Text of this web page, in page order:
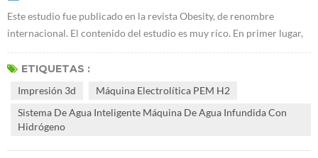
Este estudio fue publicado en la revista Obesity, de renombre
internacional. El contenido del estudio es muy rico. En primer lugar,
encontraron queE máquina lectrolítica PEM H2 puede promover la
acumulación de glucógeno en el hígado. Utilizaron ratones db / db
que Generado...
ETIQUETAS :
Impresión 3d
Máquina Electrolítica PEM H2
Sistema De Agua Inteligente Máquina De Agua Infundida Con
Hidrógeno